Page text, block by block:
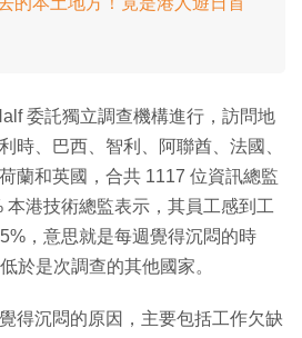
委託獨立調查機構進行，訪問地
時、巴西、智利、阿聯酋、法國、
蘭和英國，合共 1117 位資訊總監
本港技術總監表示，其員工感到工
，意思就是每週覺得沉悶的時
於是次調查的其他國家。
得沉悶的原因，主要包括工作欠缺